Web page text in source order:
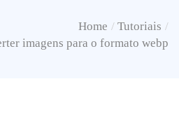
Home
Tutoriais
imagens para o formato webp